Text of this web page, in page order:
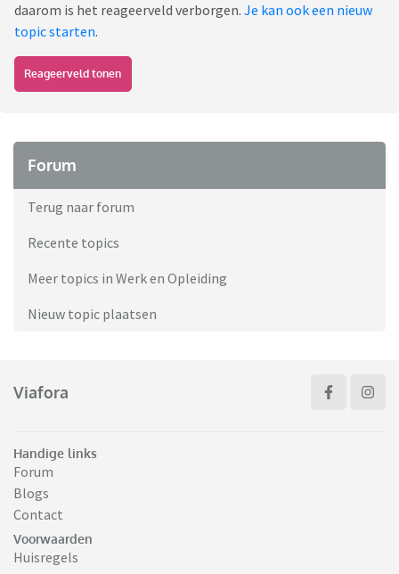
daarom is het reageerveld verborgen. Je kan ook een nieuw
topic starten.
Reageerveld tonen
Forum
Terug naar forum
Recente topics
Meer topics in Werk en Opleiding
Nieuw topic plaatsen
Viafora
Handige links
Forum
Blogs
Contact
Voorwaarden
Huisregels